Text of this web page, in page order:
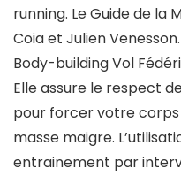
running. Le Guide de la
Coia et Julien
Body-building Vol
Elle assure le respect
pour forcer votre
masse maigre.
entrainement par